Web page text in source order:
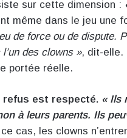
sur cette dimension :
même dans le jeu une
de force ou de dispute.
des clowns », dit-elle.
portée réelle.
refus est respecté. « Ils
à leurs parents. Ils
cas, les clowns